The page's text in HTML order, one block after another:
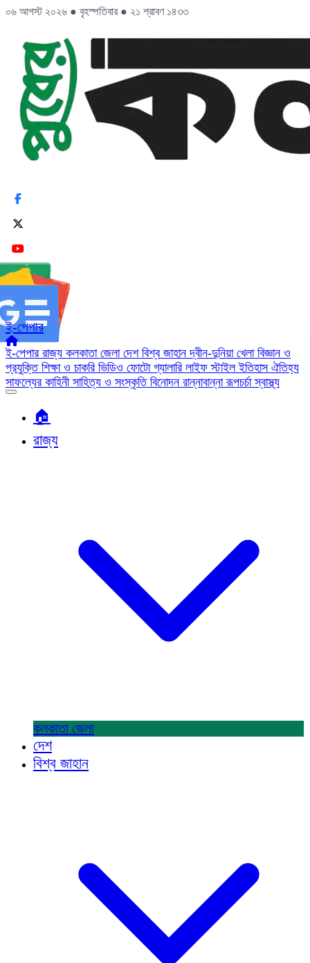
০৬ আগস্ট ২০২৬ ● বৃহস্পতিবার ● ২১ শ্রাবণ ১৪৩৩
ই-পেপার
ই-পেপার রাজ্য কলকাতা জেলা দেশ বিশ্ব জাহানদ্বীন-দুনিয়া খেলা বিজ্ঞান ও
প্রযুক্তি শিক্ষা ও চাকরি ভিডিও ফোটো গ্যালারি লাইফ স্টাইলইতিহাস ঐতিহ্য
সাফল্যের কাহিনী সাহিত্য ও সংস্কৃতি বিনোদন রান্নাবান্নারূপচর্চাস্বাস্থ্য
🏠︎
রাজ্য
কলকাতা জেলা
দেশ
বিশ্ব জাহান